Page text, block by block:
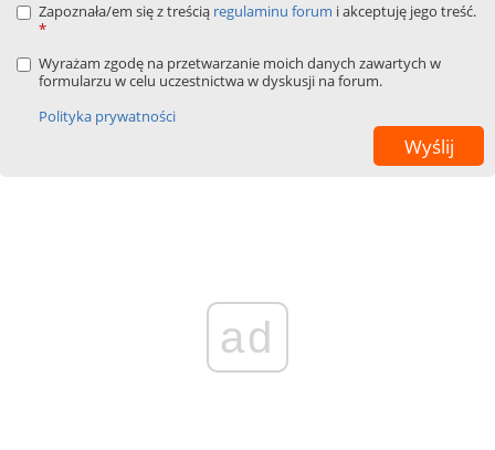
Zapoznała/em się z treścią regulaminu forum i akceptuję jego treść.
*
Wyrażam zgodę na przetwarzanie moich danych zawartych w
formularzu w celu uczestnictwa w dyskusji na forum.
Polityka prywatności
ad